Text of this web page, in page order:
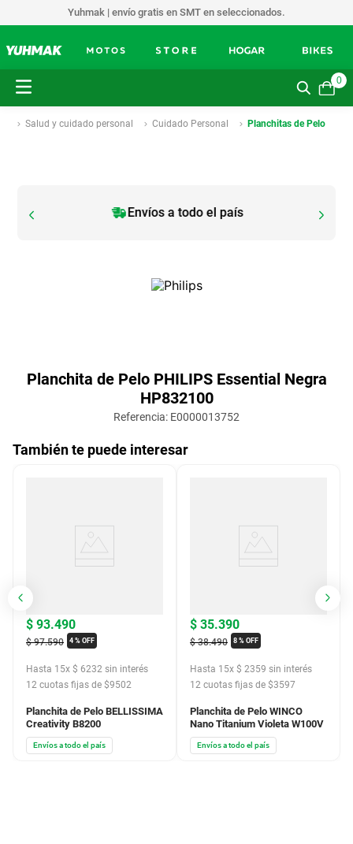
Yuhmak | envío gratis en SMT en seleccionados.
0
Salud y cuidado personal Cuidado Personal Planchitas de Pelo
Envíos a todo el país
Planchita de Pelo PHILIPS Essential Negra
HP832100
Referencia: E0000013752
También te puede interesar
$ 93.490
$ 97.590 4 % OFF
Hasta 15x $ 6232 sin interés
12 cuotas fijas de $9502
Planchita de Pelo BELLISSIMA
Creativity B8200
Envíos a todo el país
$ 35.390
$ 38.490 8 % OFF
Hasta 15x $ 2359 sin interés
12 cuotas fijas de $3597
Planchita de Pelo WINCO
Nano Titanium Violeta W100V
Envíos a todo el país